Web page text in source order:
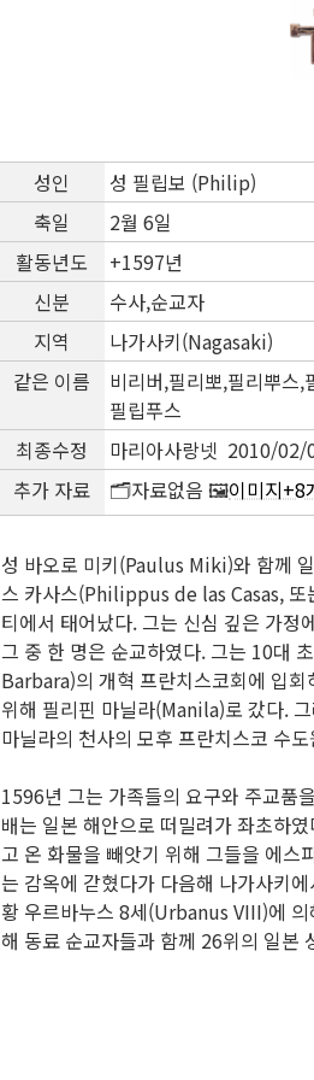
성인
성 필립보 (Philip)
축일
2월 6일
활동년도
+1597년
신분
수사,순교자
지역
나가사키(Nagasaki)
같은 이름
비리버,필리뽀,필리뿌스
필립푸스
최종수정
마리아사랑넷 2010/02/
추가 자료
🗂️자료없음 🖼️이미지+8
성 바오로 미키(Paulus Miki)와 함께
스 카사스(Philippus de las Casas, 또
티에서 태어났다. 그는 신심 깊은 가정
그 중 한 명은 순교하였다. 그는 10대
Barbara)의 개혁 프란치스코회에 입
위해 필리핀 마닐라(Manila)로 갔다.
마닐라의 천사의 모후 프란치스코 수
1596년 그는 가족들의 요구와 주교품
배는 일본 해안으로 떠밀려가 좌초하
고 온 화물을 빼앗기 위해 그들을 에스
는 감옥에 갇혔다가 다음해 나가사키
황 우르바누스 8세(Urbanus VIII)에
해 동료 순교자들과 함께 26위의 일본